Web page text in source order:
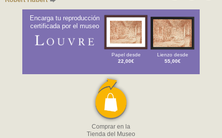
Encarga tu reproducción
certificada por el museo
Papel desde
22,00€
Lienzo desde
55,00€
Comprar en la
Tienda del Museo